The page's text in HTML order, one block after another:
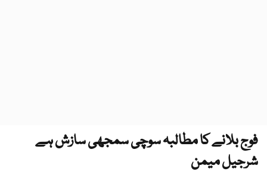
فوج بلانے کا مطالبہ سوچی سمجھی سازش ہے
شرجیل میمن